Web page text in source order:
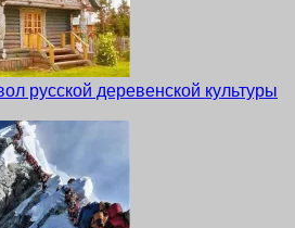
русской деревенской культуры